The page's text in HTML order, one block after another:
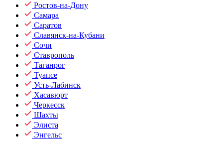
Ростов-на-Дону
Самара
Саратов
Славянск-на-Кубани
Сочи
Ставрополь
Таганрог
Туапсе
Усть-Лабинск
Хасавюрт
Черкесск
Шахты
Элиста
Энгельс